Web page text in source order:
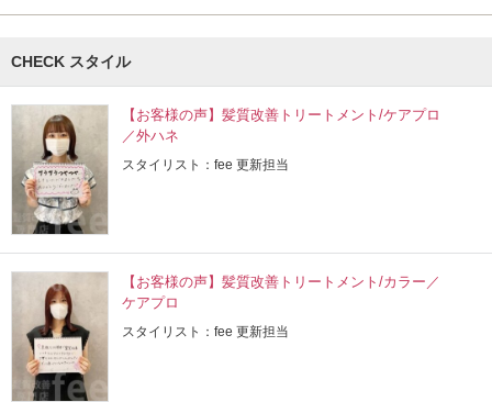
CHECK スタイル
【お客様の声】髪質改善トリートメント/ケアプロ
／外ハネ
スタイリスト：fee 更新担当
【お客様の声】髪質改善トリートメント/カラー／
ケアプロ
スタイリスト：fee 更新担当